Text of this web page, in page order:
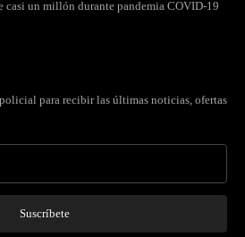
casi un millón durante pandemia COVID-19
para recibir las últimas noticias, ofertas
Suscríbete